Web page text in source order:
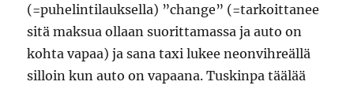
(=puhelintilauksella) ”change” (=tarkoittanee
sitä maksua ollaan suorittamassa ja auto on
kohta vapaa) ja sana taxi lukee neonvihreällä
silloin kun auto on vapaana. Tuskinpa täälää